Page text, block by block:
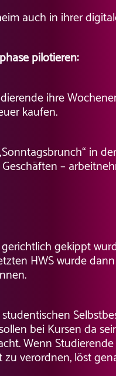
auch in ihrer
pilotieren:
ihre
kaufen.
in
–
gekippt
HWS wurde
bei Kursen da
Wenn
verordnen, löst